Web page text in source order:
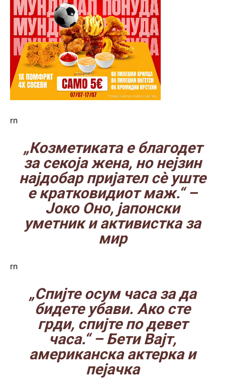
rn
„Козметиката е благодет
за секоја жена, но нејзин
најдобар пријател сè уште
е кратковидиот маж.“–
Јоко Оно, јапонски
уметник и активистка за
мир
rn
„Спијте осум часа за да
бидете убави. Ако сте
грди, спијте по девет
часа.“– Бети Вајт,
американска актерка и
пејачка